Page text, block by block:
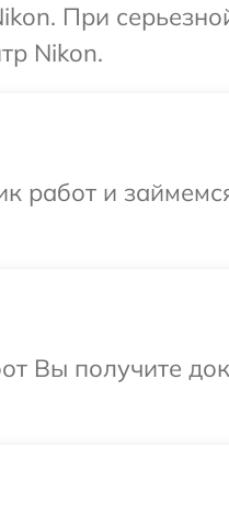
При
Nikon.
работ и
Вы получите